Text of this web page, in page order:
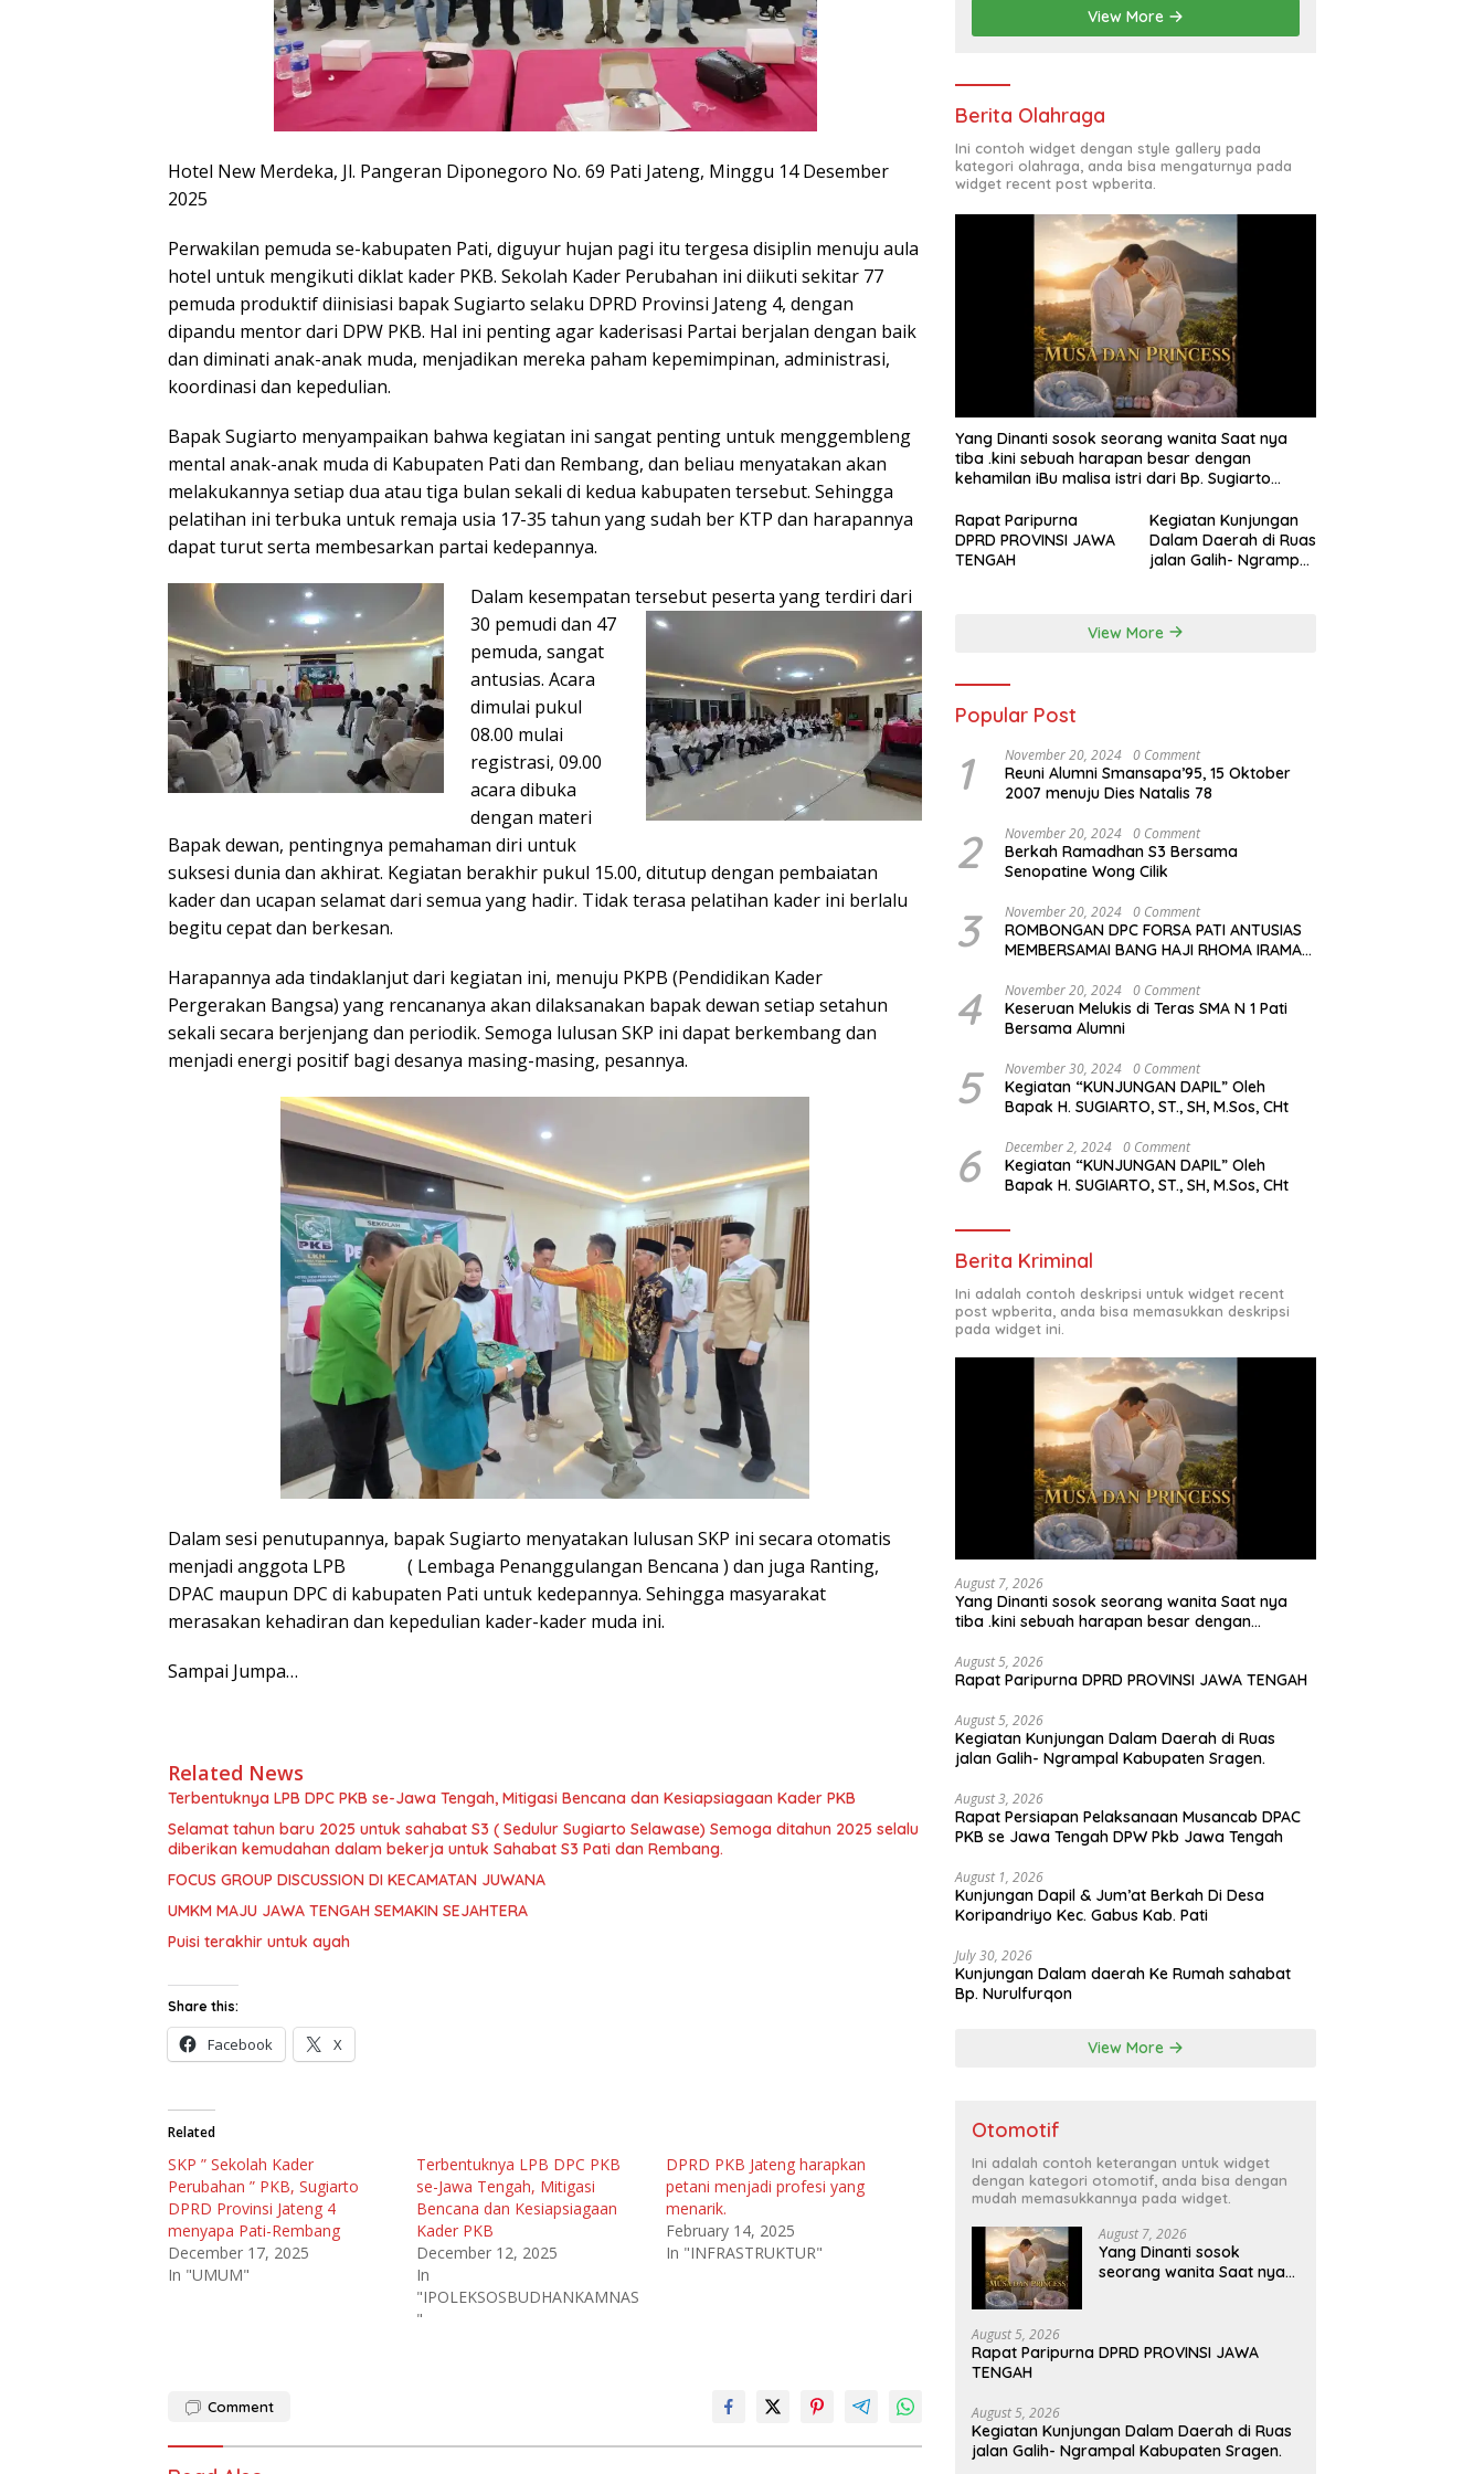
Hotel New Merdeka, Jl. Pangeran Diponegoro No. 69 Pati Jateng, Minggu 14 Desember
2025
Perwakilan pemuda se-kabupaten Pati, diguyur hujan pagi itu tergesa disiplin menuju aula
hotel untuk mengikuti diklat kader PKB. Sekolah Kader Perubahan ini diikuti sekitar 77
pemuda produktif diinisiasi bapak Sugiarto selaku DPRD Provinsi Jateng 4, dengan
dipandu mentor dari DPW PKB. Hal ini penting agar kaderisasi Partai berjalan dengan baik
dan diminati anak-anak muda, menjadikan mereka paham kepemimpinan, administrasi,
koordinasi dan kepedulian.
Bapak Sugiarto menyampaikan bahwa kegiatan ini sangat penting untuk menggembleng
mental anak-anak muda di Kabupaten Pati dan Rembang, dan beliau menyatakan akan
melakukannya setiap dua atau tiga bulan sekali di kedua kabupaten tersebut. Sehingga
pelatihan ini terbuka untuk remaja usia 17-35 tahun yang sudah ber KTP dan harapannya
dapat turut serta membesarkan partai kedepannya.
Dalam kesempatan tersebut peserta yang terdiri dari
30 pemudi dan 47
pemuda, sangat
antusias. Acara
dimulai pukul
08.00 mulai
registrasi, 09.00
acara dibuka
dengan materi
Bapak dewan, pentingnya pemahaman diri untuk
suksesi dunia dan akhirat. Kegiatan berakhir pukul 15.00, ditutup dengan pembaiatan
kader dan ucapan selamat dari semua yang hadir. Tidak terasa pelatihan kader ini berlalu
begitu cepat dan berkesan.
Harapannya ada tindaklanjut dari kegiatan ini, menuju PKPB (Pendidikan Kader
Pergerakan Bangsa) yang rencananya akan dilaksanakan bapak dewan setiap setahun
sekali secara berjenjang dan periodik. Semoga lulusan SKP ini dapat berkembang dan
menjadi energi positif bagi desanya masing-masing, pesannya.
Dalam sesi penutupannya, bapak Sugiarto menyatakan lulusan SKP ini secara otomatis
menjadi anggota LPB ( Lembaga Penanggulangan Bencana ) dan juga Ranting,
DPAC maupun DPC di kabupaten Pati untuk kedepannya. Sehingga masyarakat
merasakan kehadiran dan kepedulian kader-kader muda ini.
Sampai Jumpa…
Related News
Terbentuknya LPB DPC PKB se-Jawa Tengah, Mitigasi Bencana dan Kesiapsiagaan Kader PKB
Selamat tahun baru 2025 untuk sahabat S3 ( Sedulur Sugiarto Selawase) Semoga ditahun 2025 selalu
diberikan kemudahan dalam bekerja untuk Sahabat S3 Pati dan Rembang.
FOCUS GROUP DISCUSSION DI KECAMATAN JUWANA
UMKM MAJU JAWA TENGAH SEMAKIN SEJAHTERA
Puisi terakhir untuk ayah
Share this:
Facebook X
Related
SKP ” Sekolah Kader
Perubahan ” PKB, Sugiarto
DPRD Provinsi Jateng 4
menyapa Pati-Rembang
December 17, 2025
In "UMUM"
Terbentuknya LPB DPC PKB
se-Jawa Tengah, Mitigasi
Bencana dan Kesiapsiagaan
Kader PKB
December 12, 2025
In
"IPOLEKSOSBUDHANKAMNAS
"
DPRD PKB Jateng harapkan
petani menjadi profesi yang
menarik.
February 14, 2025
In "INFRASTRUKTUR"
Comment
View More
Berita Olahraga
Ini contoh widget dengan style gallery pada
kategori olahraga, anda bisa mengaturnya pada
widget recent post wpberita.
Yang Dinanti sosok seorang wanita Saat nya
tiba .kini sebuah harapan besar dengan
kehamilan iBu malisa istri dari Bp. Sugiarto
berjudul Musa & Princes.
Rapat Paripurna
DPRD PROVINSI JAWA
TENGAH
Kegiatan Kunjungan
Dalam Daerah di Ruas
jalan Galih- Ngrampal
View More
Popular Post
1 November 20, 2024 0 Comment
Reuni Alumni Smansapa’95, 15 Oktober
2007 menuju Dies Natalis 78
2 November 20, 2024 0 Comment
Berkah Ramadhan S3 Bersama
Senopatine Wong Cilik
3 November 20, 2024 0 Comment
ROMBONGAN DPC FORSA PATI ANTUSIAS
MEMBERSAMAI BANG HAJI RHOMA IRAMA
4 November 20, 2024 0 Comment
Keseruan Melukis di Teras SMA N 1 Pati
Bersama Alumni
5 November 30, 2024 0 Comment
Kegiatan “KUNJUNGAN DAPIL” Oleh
Bapak H. SUGIARTO, ST., SH, M.Sos, CHt
6 December 2, 2024 0 Comment
Kegiatan “KUNJUNGAN DAPIL” Oleh
Bapak H. SUGIARTO, ST., SH, M.Sos, CHt
Berita Kriminal
Ini adalah contoh deskripsi untuk widget recent
post wpberita, anda bisa memasukkan deskripsi
pada widget ini.
August 7, 2026
Yang Dinanti sosok seorang wanita Saat nya
tiba .kini sebuah harapan besar dengan
menciptakan lagu Untuk si buah hati yang
berjudul Musa & Princes.
August 5, 2026
Rapat Paripurna DPRD PROVINSI JAWA TENGAH
August 5, 2026
Kegiatan Kunjungan Dalam Daerah di Ruas
jalan Galih- Ngrampal Kabupaten Sragen.
August 3, 2026
Rapat Persiapan Pelaksanaan Musancab DPAC
PKB se Jawa Tengah DPW Pkb Jawa Tengah
August 1, 2026
Kunjungan Dapil & Jum’at Berkah Di Desa
Koripandriyo Kec. Gabus Kab. Pati
July 30, 2026
Kunjungan Dalam daerah Ke Rumah sahabat
Bp. Nurulfurqon
View More
Otomotif
Ini adalah contoh keterangan untuk widget
dengan kategori otomotif, anda bisa dengan
mudah memasukkannya pada widget.
August 7, 2026
Yang Dinanti sosok
seorang wanita Saat nya
Sugiarto menciptakan lagu
August 5, 2026
Rapat Paripurna DPRD PROVINSI JAWA
TENGAH
August 5, 2026
Kegiatan Kunjungan Dalam Daerah di Ruas
jalan Galih- Ngrampal Kabupaten Sragen.